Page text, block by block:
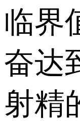
临界
奋达
射精